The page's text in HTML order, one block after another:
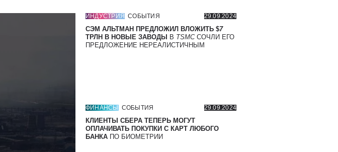
ИНДУСТРИЯ СОБЫТИЯ 29.09.2024
СЭМ АЛЬТМАН ПРЕДЛОЖИЛ ВЛОЖИТЬ $7
ТРЛН В НОВЫЕ ЗАВОДЫ
В TSMC СОЧЛИ ЕГО
ПРЕДЛОЖЕНИЕ НЕРЕАЛИСТИЧНЫМ
ФИНАНСЫ СОБЫТИЯ 29.09.2024
КЛИЕНТЫ СБЕРА ТЕПЕРЬ МОГУТ
ОПЛАЧИВАТЬ ПОКУПКИ С КАРТ ЛЮБОГО
БАНКА ПО БИОМЕТРИИ